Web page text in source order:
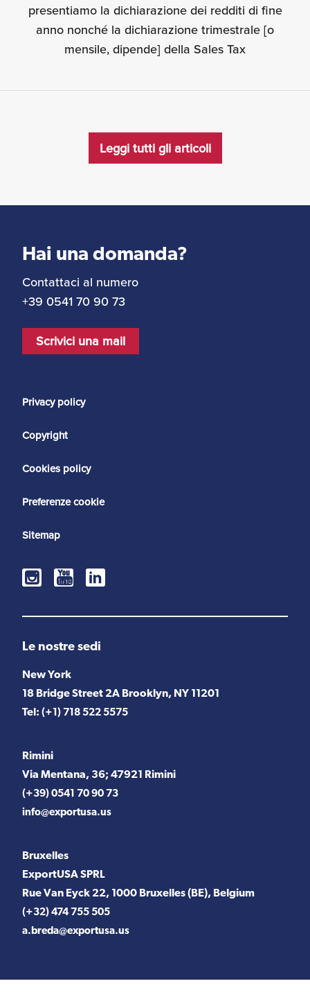
presentiamo la dichiarazione dei redditi di fine
anno nonché la dichiarazione trimestrale [o
mensile, dipende] della Sales Tax
Leggi tutti gli articoli
Hai una domanda?
Contattaci al numero
+39 0541 70 90 73
Scrivici una mail
Privacy policy
Copyright
Cookies policy
Preferenze cookie
Sitemap
Le nostre sedi
New York
18 Bridge Street 2A Brooklyn, NY 11201
Tel: (+1) 718 522 5575
Rimini
Via Mentana, 36; 47921 Rimini
(+39) 0541 70 90 73
info@exportusa.us
Bruxelles
ExportUSA SPRL
Rue Van Eyck 22, 1000 Bruxelles (BE), Belgium
(+32) 474 755 505
a.breda@exportusa.us